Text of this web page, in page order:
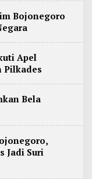
Bojonegoro
Apel
Pilkades
Bela
Jadi Suri